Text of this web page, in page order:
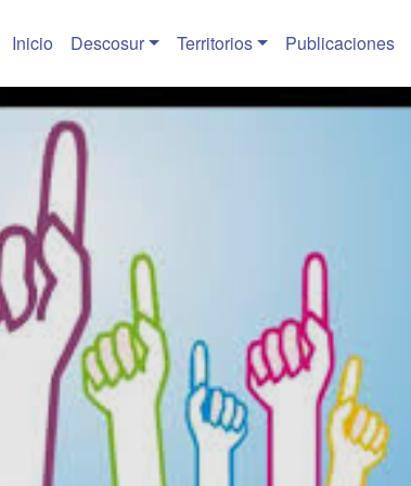
Inicio Descosur Territorios Publicaciones